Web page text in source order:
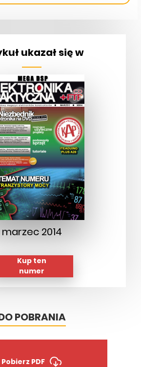
ukazał się w
marzec 2014
Kup ten
numer
POBRANIA
Pobierz PDF